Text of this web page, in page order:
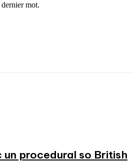
mot.
un procedural so British